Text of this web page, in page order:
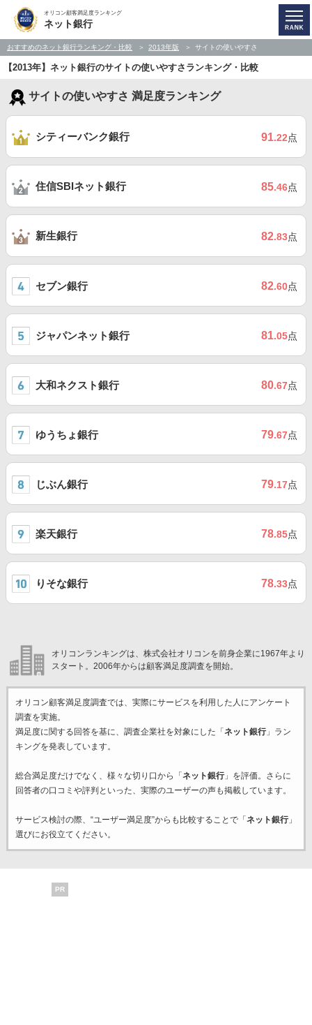
オリコン顧客満足度ランキング
ネット銀行
おすすめのネット銀行ランキング・比較 2013年版 サイトの使いやすさ
【2013年】ネット銀行のサイトの使いやすさランキング・比較
サイトの使いやすさ 満足度ランキング
シティーバンク銀行 91.22点
住信SBIネット銀行 85.46点
新生銀行 82.83点
セブン銀行 82.60点
ジャパンネット銀行 81.05点
大和ネクスト銀行 80.67点
ゆうちょ銀行 79.67点
じぶん銀行 79.17点
楽天銀行 78.85点
りそな銀行 78.33点
オリコンランキングは、株式会社オリコンを前身企業に1967年より
スタート。2006年からは顧客満足度調査を開始。
オリコン顧客満足度調査では、実際にサービスを利用した 人にアンケート
調査を実施。
満足度に関する回答を基に、調査企業社を対象にした「 ネット銀行」ラン
キングを発表しています。
総合満足度だけでなく、様々な切り口から「 ネット銀行」を評価。さらに
回答者の口コミや評判といった、実際のユーザーの声も掲載しています。
サービス検討の際、“ユーザー満足度”からも比較することで「 ネット銀行」
選びにお役立てください。
PR